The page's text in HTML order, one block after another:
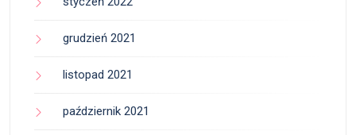
grudzień 2021
listopad 2021
październik 2021